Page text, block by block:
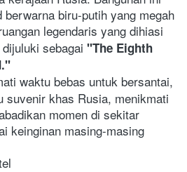
biru-putih yang megah
legendaris yang dihiasi
sebagai "The Eighth
waktu bebas untuk bersantai,
suvenir khas Rusia, menikmati
momen di sekitar
keinginan masing-masing